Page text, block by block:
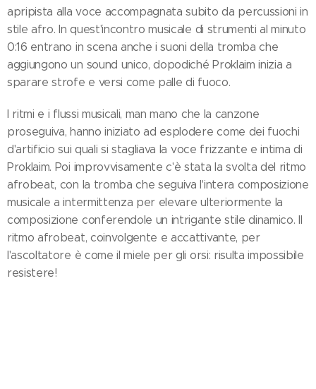
apripista alla voce accompagnata subito da percussioni in
stile afro. In quest'incontro musicale di strumenti al minuto
0:16 entrano in scena anche i suoni della tromba che
aggiungono un sound unico, dopodiché Proklaim inizia a
sparare strofe e versi come palle di fuoco.
I ritmi e i flussi musicali, man mano che la canzone
proseguiva, hanno iniziato ad esplodere come dei fuochi
d'artificio sui quali si stagliava la voce frizzante e intima di
Proklaim. Poi improvvisamente c'è stata la svolta del ritmo
afrobeat, con la tromba che seguiva l'intera composizione
musicale a intermittenza per elevare ulteriormente la
composizione conferendole un intrigante stile dinamico. Il
ritmo afrobeat, coinvolgente e accattivante, per
l'ascoltatore è come il miele per gli orsi: risulta impossibile
resistere!